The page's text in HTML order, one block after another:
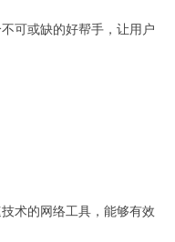
可或缺的好帮手，让用户
术的网络工具，能够有效